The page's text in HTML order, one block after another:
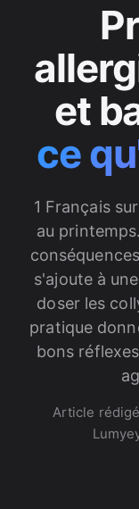
et
ce
1 Français
au
s'ajoute à
doser les
pratique
bons
Article